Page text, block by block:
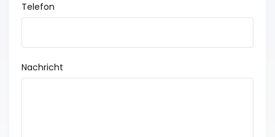
Telefon
Nachricht